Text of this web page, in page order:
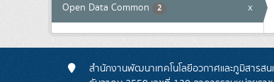
Open Data Common 2 x
สำนักงานพัฒนาเทคโนโลยีอวกาศและภูมิสารส